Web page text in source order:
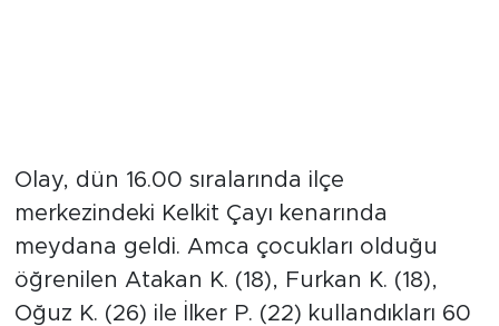
Olay, dün 16.00 sıralarında ilçe
merkezindeki Kelkit Çayı kenarında
meydana geldi. Amca çocukları olduğu
öğrenilen Atakan K. (18), Furkan K. (18),
Oğuz K. (26) ile İlker P. (22) kullandıkları 60